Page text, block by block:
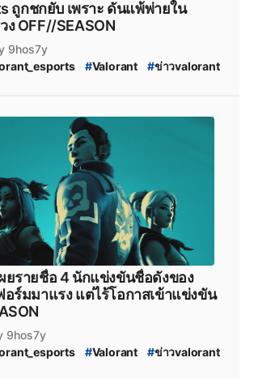
# xerxia #xerxia_valorant #Xerxia
#teamnkt_valorant
#predatorleague
ถูกชกยับ เพราะ ดันแพ้พ่ายใน
OFF//SEASON
9hos7y
#Valorant #ข่าวvalorant
# FullSense
fullsense #
full_sense
FULL_SENSE_Talk #FS_TALK
#FULL_SENSE_foxz
#foxz #valorant_foxz #ptc_valorant
#
#xerxia
#teamnkt_valorant
ผยรายชื่อ 4 นักแข่งขันชื่อดังของ
อร์มมาแรง แต่ไร้โอกาสเข้าแข่งขัน
9hos7y
#Valorant #ข่าวvalorant